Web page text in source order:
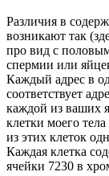
Различия в
возникают так
про вид с
спермии или
Каждый адрес в
соответствует
каждой из ваших
клетки моего
из этих клеток
Каждая клетка
ячейки 7230 в